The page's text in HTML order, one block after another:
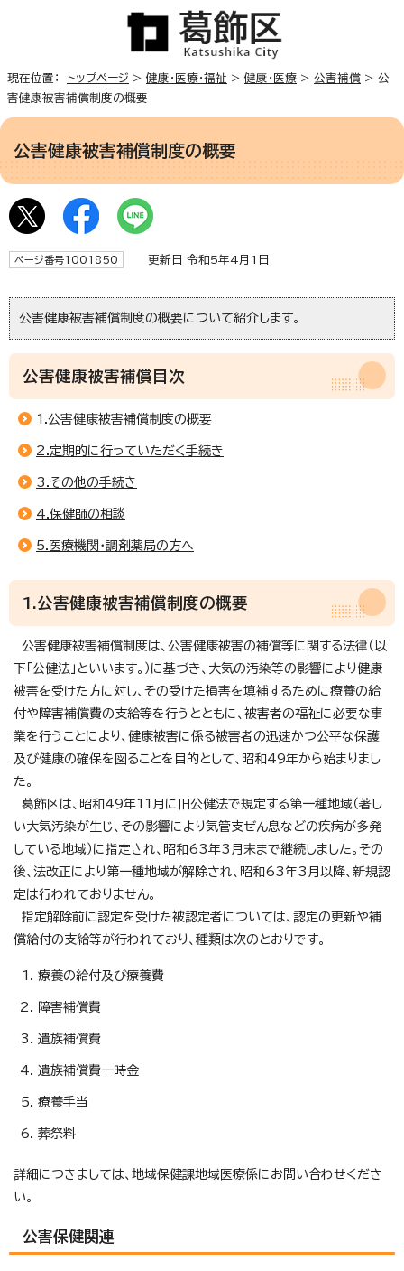
現在位置： トップページ > 健康・医療・福祉 > 健康・医療 > 公害補償 > 公
害健康被害補償制度の概要
公害健康被害補償制度の概要
ページ番号1001850 更新日 令和5年4月1日
公害健康被害補償制度の概要について紹介します。
公害健康被害補償目次
1.公害健康被害補償制度の概要
2.定期的に行っていただく手続き
3.その他の手続き
4.保健師の相談
5.医療機関・調剤薬局の方へ
1.公害健康被害補償制度の概要
公害健康被害補償制度は、公害健康被害の補償等に関する法律（以
下「公健法」といいます。）に基づき、大気の汚染等の影響により健康
被害を受けた方に対し、その受けた損害を填補するために療養の給
付や障害補償費の支給等を行うとともに、被害者の福祉に必要な事
業を行うことにより、健康被害に係る被害者の迅速かつ公平な保護
及び健康の確保を図ることを目的として、昭和49年から始まりまし
た。
葛飾区は、昭和49年11月に旧公健法で規定する第一種地域（著し
い大気汚染が生じ、その影響により気管支ぜん息などの疾病が多発
している地域）に指定され、昭和63年3月末まで継続しました。その
後、法改正により第一種地域が解除され、昭和63年3月以降、新規認
定は行われておりません。
指定解除前に認定を受けた被認定者については、認定の更新や補
償給付の支給等が行われており、種類は次のとおりです。
療養の給付及び療養費
障害補償費
遺族補償費
遺族補償費一時金
療養手当
葬祭料
詳細につきましては、地域保健課地域医療係にお問い合わせくださ
い。
公害保健関連